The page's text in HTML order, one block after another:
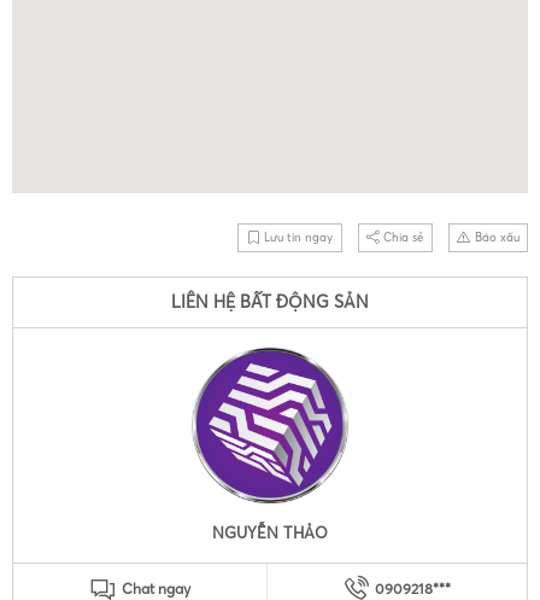
Lưu tin ngay Chia sẻ Báo xấu
LIÊN HỆ BẤT ĐỘNG SẢN
NGUYỄN THẢO
Chat ngay 0909218***